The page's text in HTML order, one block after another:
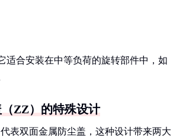
适合安装在中等负荷的旋转部件中，如
ZZ）的特殊设计
表双面金属防尘盖，这种设计带来两大